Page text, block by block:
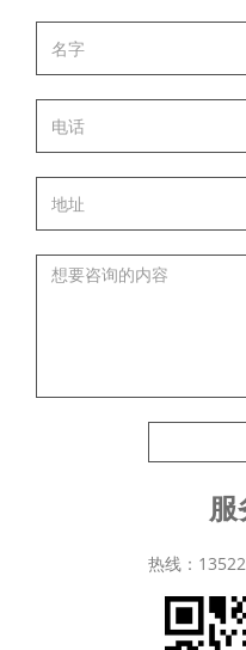
服
热线：